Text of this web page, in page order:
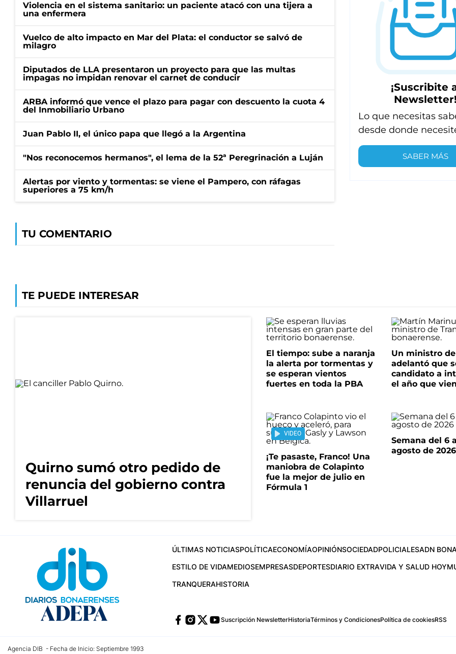
Violencia en el sistema sanitario: un paciente atacó con una tijera a
una enfermera
Vuelco de alto impacto en Mar del Plata: el conductor se salvó de
milagro
Diputados de LLA presentaron un proyecto para que las multas
impagas no impidan renovar el carnet de conducir
ARBA informó que vence el plazo para pagar con descuento la cuota 4
del Inmobiliario Urbano
Juan Pablo II, el único papa que llegó a la Argentina
"Nos reconocemos hermanos", el lema de la 52ª Peregrinación a Luján
Alertas por viento y tormentas: se viene el Pampero, con ráfagas
superiores a 75 km/h
TU COMENTARIO
¡Suscribite
Newsletter!
Lo que necesitas
desde donde
SABER MÁS
TE PUEDE INTERESAR
Quirno sumó otro pedido de
renuncia del gobierno contra
Villarruel
El tiempo: sube a naranja
la alerta por tormentas y
se esperan vientos
fuertes en toda la PBA
Un ministro
adelantó que
candidato a
el año que
VIDEO
¡Te pasaste, Franco! Una
maniobra de Colapinto
fue la mejor de julio en
Fórmula 1
Semana del 6
agosto de 2026
ÚLTIMAS NOTICIASPOLÍTICAECONOMÍAOPINIÓNSOCIEDADPOLICIALESADN
ESTILO DE VIDAMEDIOSEMPRESASDEPORTESDIARIO EXTRAVIDA Y SALUD HOY
TRANQUERAHISTORIA
Suscripción NewsletterHistoriaTérminos y CondicionesPolítica de cookiesRSS
Agencia DIB - Fecha de Inicio: Septiembre 1993